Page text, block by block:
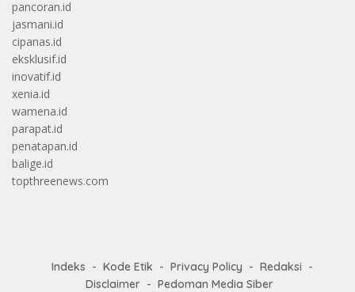
pancoran.id
jasmani.id
cipanas.id
eksklusif.id
inovatif.id
xenia.id
wamena.id
parapat.id
penatapan.id
balige.id
topthreenews.com
Indeks Kode Etik Privacy Policy
Redaksi
Disclaimer
Pedoman Media Siber